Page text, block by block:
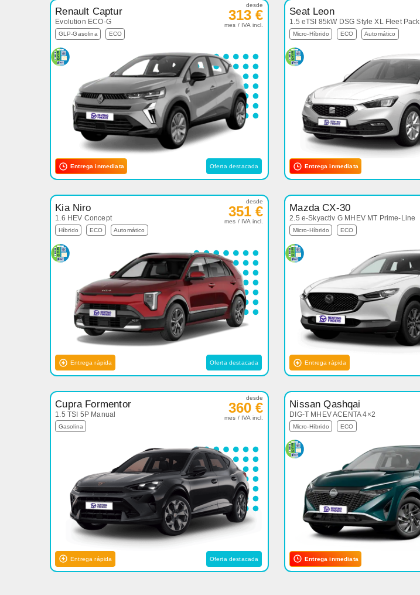
Renault Captur
Evolution ECO-G
GLP-Gasolina ECO
desde
313 €
mes / IVA incl.
Entrega inmediata Oferta destacada
Seat Leon
1.5 eTSI 85kW DSG Style XL Fleet Pack
Micro-Híbrido ECO Automático
Entrega inmediata
Kia Niro
1.6 HEV Concept
Híbrido ECO Automático
desde
351 €
mes / IVA incl.
Entrega rápida Oferta destacada
Mazda CX-30
2.5 e-Skyactiv G MHEV MT Prime-Line
Micro-Híbrido ECO
Entrega rápida
Cupra Formentor
1.5 TSI 5P Manual
Gasolina
desde
360 €
mes / IVA incl.
Entrega rápida Oferta destacada
Nissan Qashqai
DIG-T MHEV ACENTA 4×2
Micro-Híbrido ECO
Entrega inmediata